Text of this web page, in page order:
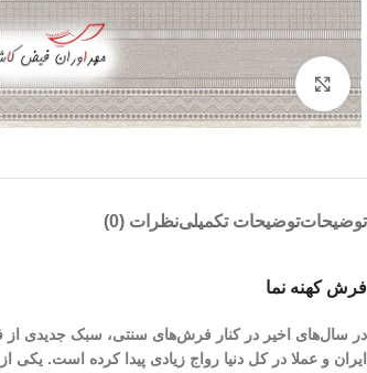
بزرگنمایی تصویر
توضیحاتتوضیحات تکمیلینظرات (0)
فرش کهنه نما
در سال‌های اخیر در کنار فرش‌های سنتی، سبک جدیدی از
ایران و عملا در کل دنیا رواج زیادی پیدا کرده است.